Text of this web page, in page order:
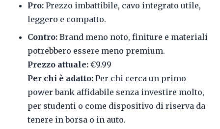
Pro: Prezzo imbattibile, cavo integrato utile,
leggero e compatto.
Contro: Brand meno noto, finiture e materiali
potrebbero essere meno premium.
Prezzo attuale: €9.99
Per chi è adatto: Per chi cerca un primo
power bank affidabile senza investire molto,
per studenti o come dispositivo di riserva da
tenere in borsa o in auto.